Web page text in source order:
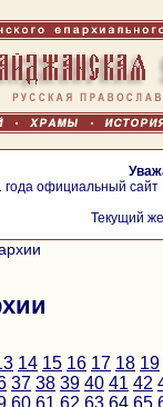
официальный
Текущий
14 15 16 17 18 19
37 38 39 40 41 42
60 61 62 63 64 65